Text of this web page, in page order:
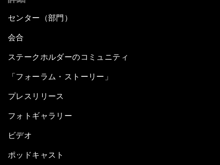
センター（部門）
会合
ステークホルダーのコミュニティ
「フォーラム・ストーリー」
プレスリリース
フォトギャラリー
ビデオ
ポッドキャスト